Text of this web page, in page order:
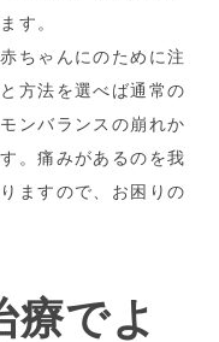
す。
ちゃんにのために注
方法を選べば通常の
ンバランスの崩れか
。痛みがあるのを我
ますので、お困りの
療でよ